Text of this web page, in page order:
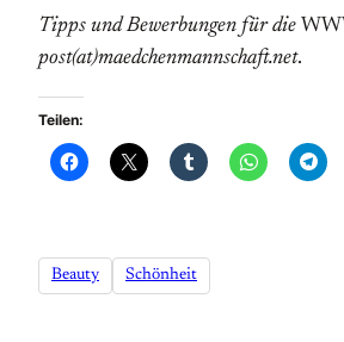
Tipps und Bewerbungen für die
post(at)maedchenmannschaft.net.
Teilen:
Beauty Schönheit